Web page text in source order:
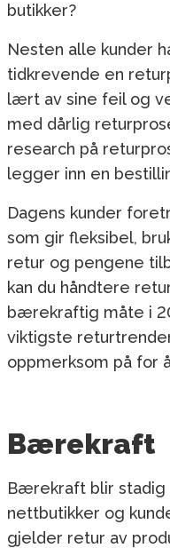
butikker?
Nesten alle kunder
tidkrevende en
lært av sine feil og
med dårlig
research på
legger inn en
Dagens kunder
som gir fleksibel,
retur og pengene
kan du håndtere
bærekraftig måte i
viktigste
oppmerksom på for
Bærekraft
Bærekraft blir
nettbutikker og
gjelder retur av